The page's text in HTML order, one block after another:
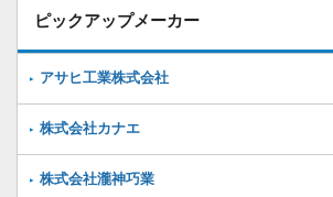
ピックアップメーカー
アサヒ工業株式会社
株式会社カナエ
株式会社瀧神巧業